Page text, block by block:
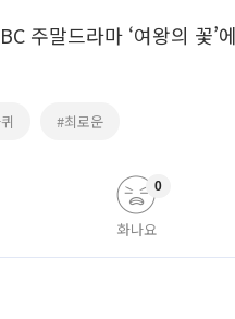
주말드라마 ‘여왕의 꽃’
#최로운
화나요
0